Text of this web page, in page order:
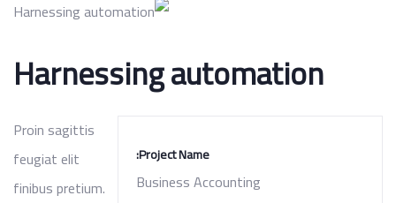
Harnessing automation
Project Name:
Business Accounting
Proin sagittis
feugiat elit
finibus pretium.